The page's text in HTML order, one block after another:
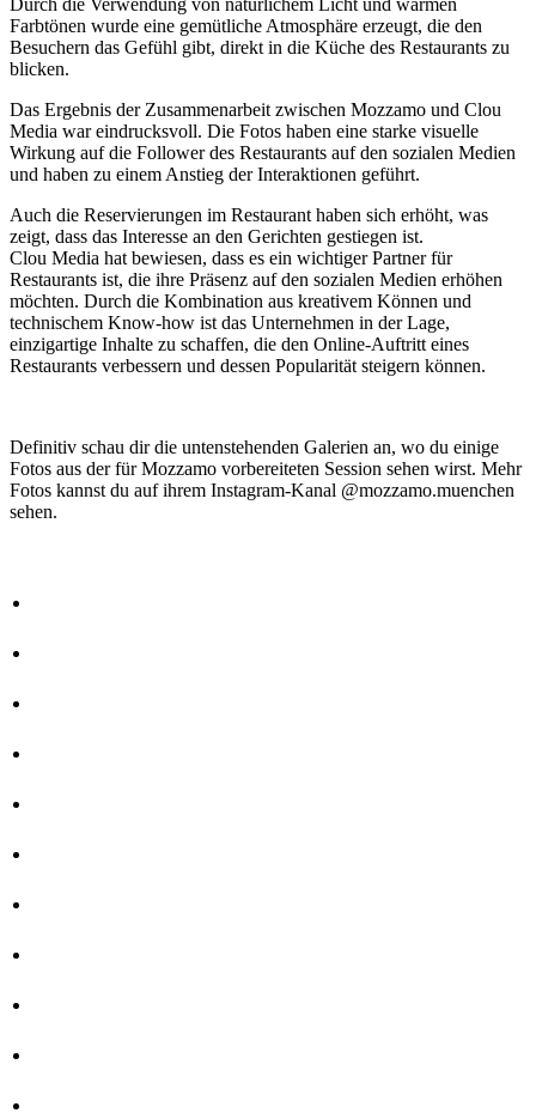
Farbtönen wurde eine gemütliche Atmosphäre erzeugt, die den
Besuchern das Gefühl gibt, direkt in die Küche des Restaurants zu
blicken.
Das Ergebnis der Zusammenarbeit zwischen Mozzamo und Clou
Media war eindrucksvoll. Die Fotos haben eine starke visuelle
Wirkung auf die Follower des Restaurants auf den sozialen Medien
und haben zu einem Anstieg der Interaktionen geführt.
Auch die Reservierungen im Restaurant haben sich erhöht, was
zeigt, dass das Interesse an den Gerichten gestiegen ist.
Clou Media hat bewiesen, dass es ein wichtiger Partner für
Restaurants ist, die ihre Präsenz auf den sozialen Medien erhöhen
möchten. Durch die Kombination aus kreativem Können und
technischem Know-how ist das Unternehmen in der Lage,
einzigartige Inhalte zu schaffen, die den Online-Auftritt eines
Restaurants verbessern und dessen Popularität steigern können.
Definitiv schau dir die untenstehenden Galerien an, wo du einige
Fotos aus der für Mozzamo vorbereiteten Session sehen wirst. Mehr
Fotos kannst du auf ihrem Instagram-Kanal @mozzamo.muenchen
sehen.